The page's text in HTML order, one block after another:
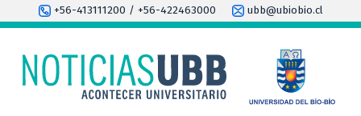
+56-413111200 / +56-422463000 ubb@ubiobio.cl